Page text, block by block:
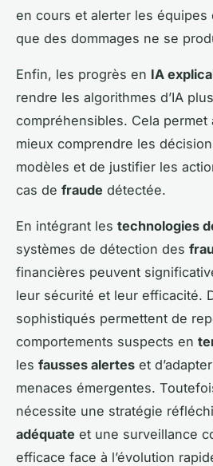
en cours et alerter les équipes
que des dommages ne se
Enfin, les progrès en IA
rendre les algorithmes d’IA
compréhensibles. Cela
mieux comprendre les
modèles et de justifier les
cas de fraude détectée.
En intégrant les technologies
systèmes de détection des
financières peuvent
leur sécurité et leur efficacité.
sophistiqués permettent de
comportements suspects en
les fausses alertes et
menaces émergentes.
nécessite une stratégie
adéquate et une surveillance
efficace face à l’évolution